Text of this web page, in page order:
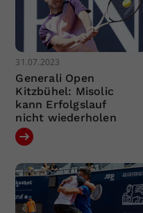
31.07.2023
Generali Open
Kitzbühel: Misolic
kann Erfolgslauf
nicht wiederholen